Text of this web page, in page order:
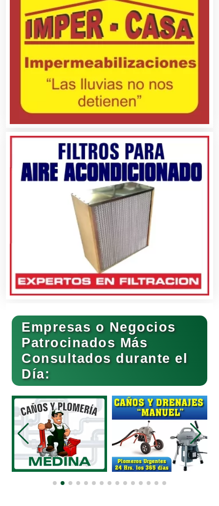
Automatización
Automóviles Nuevos y Usados
Autopartes Eléctricas
Avaluos
Balnearios
Bares y Cantinas
Basculas
Bebidas
Belleza
Bordados y Estampados
Boutiques
Empresas o Negocios
Patrocinados Más
Consultados durante el
Día: